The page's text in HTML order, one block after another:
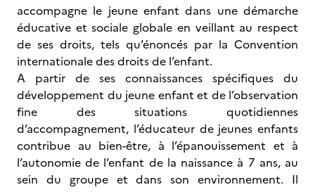
accompagne le jeune enfant dans une démarche
éducative et sociale globale en veillant au respect
de ses droits, tels qu’énoncés par la Convention
internationale des droits de l’enfant.
A partir de ses connaissances spécifiques du
développement du jeune enfant et de l’observation
fine des situations quotidiennes
d’accompagnement, l’éducateur de jeunes enfants
contribue au bien-être, à l’épanouissement et à
l’autonomie de l’enfant de la naissance à 7 ans, au
sein du groupe et dans son environnement. Il